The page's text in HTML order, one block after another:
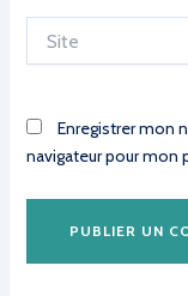
Enregistrer mon
navigateur pour mon